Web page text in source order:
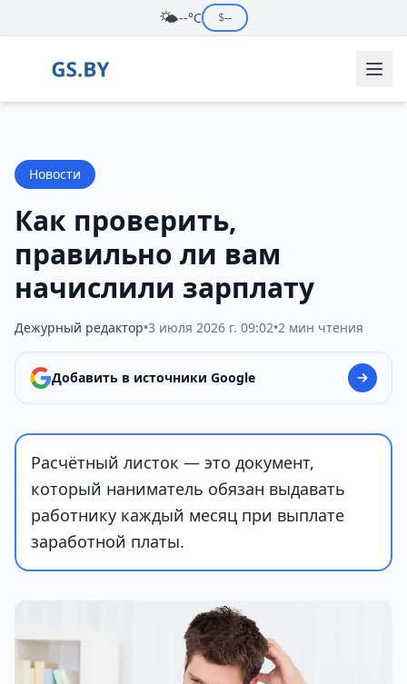
🌤️--°C $--
Новости
Как проверить,
правильно ли вам
начислили зарплату
Дежурный редактор•3 июля 2026 г. 09:02•2 мин чтения
Добавить в источники Google
Расчётный листок — это документ,
который наниматель обязан выдавать
работнику каждый месяц при выплате
заработной платы.